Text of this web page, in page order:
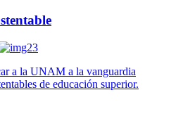
a la UNAM a la vanguardia
de educación superior.